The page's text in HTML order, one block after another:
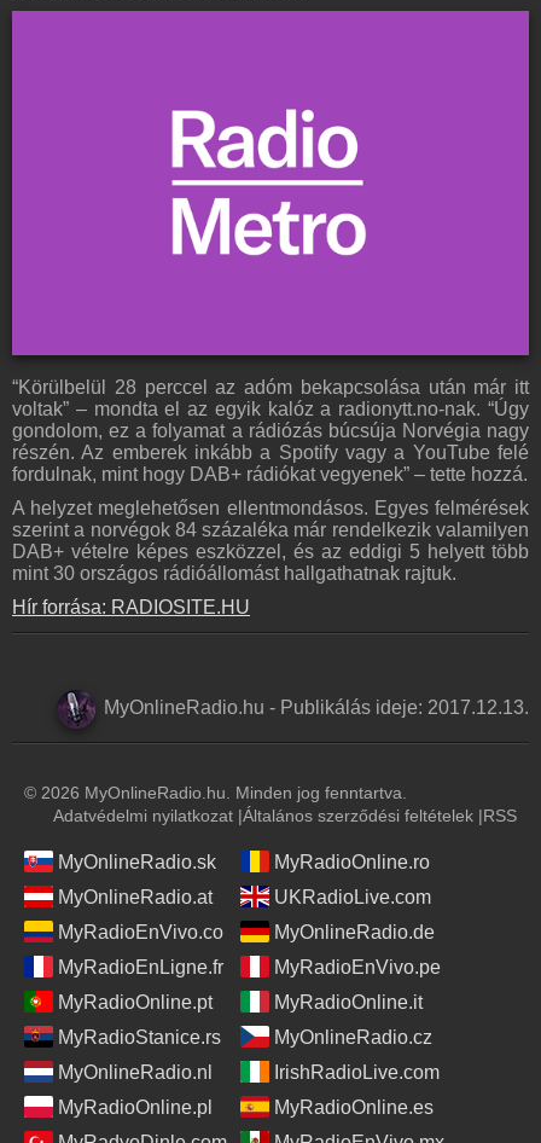
“Körülbelül 28 perccel az adóm bekapcsolása után már itt
voltak” – mondta el az egyik kalóz a radionytt.no-nak. “Úgy
gondolom, ez a folyamat a rádiózás búcsúja Norvégia nagy
részén. Az emberek inkább a Spotify vagy a YouTube felé
fordulnak, mint hogy DAB+ rádiókat vegyenek” – tette hozzá.
A helyzet meglehetősen ellentmondásos. Egyes felmérések
szerint a norvégok 84 százaléka már rendelkezik valamilyen
DAB+ vételre képes eszközzel, és az eddigi 5 helyett több
mint 30 országos rádióállomást hallgathatnak rajtuk.
Hír forrása: RADIOSITE.HU
MyOnlineRadio.hu - Publikálás ideje: 2017.12.13.
© 2026 MyOnlineRadio.hu. Minden jog fenntartva.
Adatvédelmi nyilatkozat |Általános szerződési feltételek |RSS
MyOnlineRadio.sk
MyRadioOnline.ro
MyOnlineRadio.at
UKRadioLive.com
MyRadioEnVivo.co
MyOnlineRadio.de
MyRadioEnLigne.fr
MyRadioEnVivo.pe
MyRadioOnline.pt
MyRadioOnline.it
MyRadioStanice.rs
MyOnlineRadio.cz
MyOnlineRadio.nl
IrishRadioLive.com
MyRadioOnline.pl
MyRadioOnline.es